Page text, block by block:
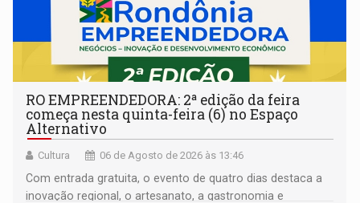
RO EMPREENDEDORA: 2ª edição da feira
começa nesta quinta-feira (6) no Espaço
Alternativo
Cultura 06 de Agosto de 2026 às 13:46
Com entrada gratuita, o evento de quatro dias destaca a
inovação regional, o artesanato, a gastronomia e